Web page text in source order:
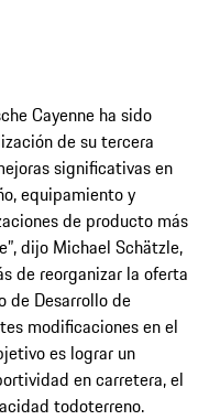
Cayenne ha sido
de su tercera
significativas en
equipamiento y
de producto más
dijo Michael Schätzle,
de reorganizar la oferta
de Desarrollo de
modificaciones en el
es lograr un
en carretera, el
todoterreno.